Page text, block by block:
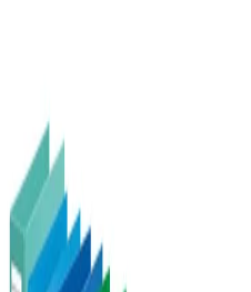
Начало Офис